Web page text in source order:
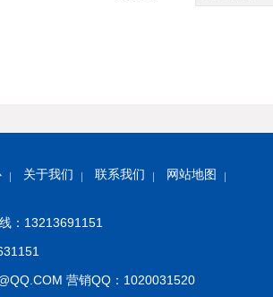
关于我们 联系我们 网站地图
：13213691151
营销QQ：1020031520